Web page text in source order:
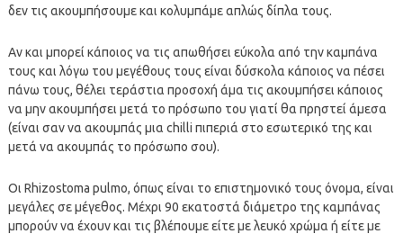
δεν τις ακουμπήσουμε και κολυμπάμε απλώς δίπλα τους.
Αν και μπορεί κάποιος να τις απωθήσει εύκολα από την καμπάνα
τους και λόγω του μεγέθους τους είναι δύσκολα κάποιος να πέσει
πάνω τους, θέλει τεράστια προσοχή άμα τις ακουμπήσει κάποιος
να μην ακουμπήσει μετά το πρόσωπο του γιατί θα πρηστεί άμεσα
(είναι σαν να ακουμπάς μια chilli πιπεριά στο εσωτερικό της και
μετά να ακουμπάς το πρόσωπο σου).
Οι Rhizostoma pulmo, όπως είναι το επιστημονικό τους όνομα, είναι
μεγάλες σε μέγεθος. Μέχρι 90 εκατοστά διάμετρο της καμπάνας
μπορούν να έχουν και τις βλέπουμε είτε με λευκό χρώμα ή είτε με